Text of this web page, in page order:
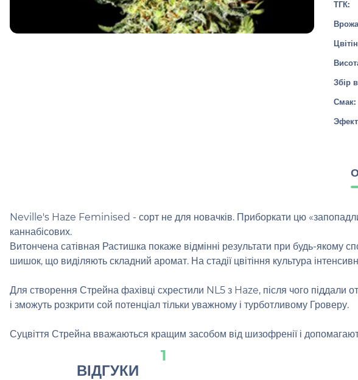
ТГК:
Збір
Смак:
Neville's Haze Feminised - сорт не для новачків. Приборкати цю
каннабісових.
Витончена сатівная Растишка покаже відмінні результати при будь-якому
шишок, що виділяють складний аромат. На стадії цвітіння культура
Для створення Стрейна фахівці схрестили NL5 з Haze, після чого піддали
і зможуть розкрити сой потенціал тільки уважному і турботливому Гроверу.
Суцвіття Стрейна вважаються кращим засобом від шизофренії і
ВІДГУКИ
1